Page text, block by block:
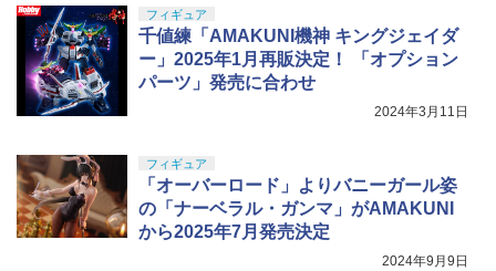
フィギュア
千値練「AMAKUNI機神 キングジェイダ
ー」2025年1月再販決定！ 「オプション
パーツ」発売に合わせ
2024年3月11日
フィギュア
「オーバーロード」よりバニーガール姿
の「ナーベラル・ガンマ」がAMAKUNI
から2025年7月発売決定
2024年9月9日